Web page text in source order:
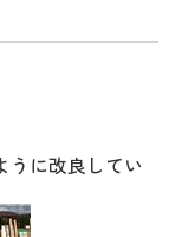
うに改良してい